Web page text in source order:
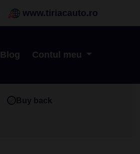
www.tiriacauto.ro
Blog Contul meu
Buy back